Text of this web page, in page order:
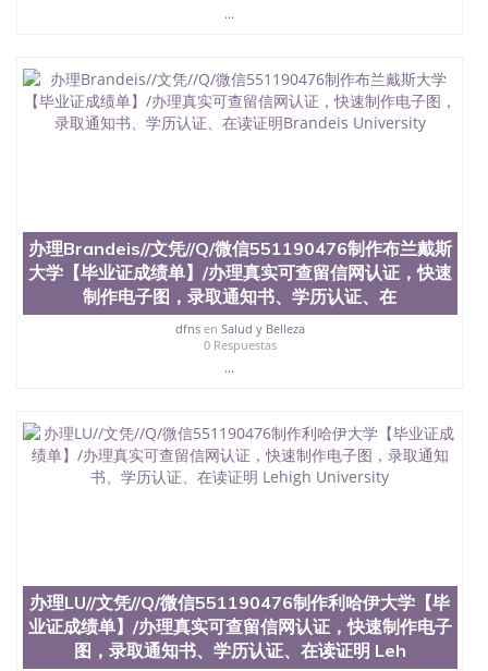
University, 又译为“圣荷西州立大学”）成立于1857
年，简称SJSU，是加州历史悠久的大学之一，也是美
西地区的公立大学之一。位于圣何塞市San Jose中
心，占地154公顷。它是一所位于加利福尼亚州的著
生前往求学。 至今，这是一所在世界上享有学术地
位、声誉、实习机会和影响力的高等教育机构，并获
誉为美国本科教育质量的核心代表。其计算机系与会
计系更是在当今美国大学教学排名中表现优异。其毕
业生大多可以在其所处地域的世界硅谷中心得到工作
机会。许多硅谷公司甚至在学生大三和大四的学期提
供许多相应科系的实习机会。无论是加州大学系统
(UC)，还是加州州立大学系统(CSU), 圣何塞州立大学
地区为全美的重要科技中心。约有学生三万人，超过
134种学士学科和65个硕士学科，并有来自世界60余
国的学生来此就读。其有名的科系如计算机科学，电
定金下单； 3、公司确认到账转制作点做电子图；
4、电子图做好发给客户确认； 5、电子图确认好转成
品部做成品； 6、成品做好拍照或者视频确认再付余
款； 7、快递给客户（国内顺丰，国外DHL）。 三、
...
办理Brandeis//文凭//Q/微信551190476制作布兰戴斯
大学【毕业证成绩单】/办理真实可查留信网认证，快速
制作电子图，录取通知书、学历认证、在
dfnsen Salud y Belleza
0 Respuestas
...
办理LU//文凭//Q/微信551190476制作利哈伊大学【毕
业证成绩单】/办理真实可查留信网认证，快速制作电子
图，录取通知书、学历认证、在读证明 Leh